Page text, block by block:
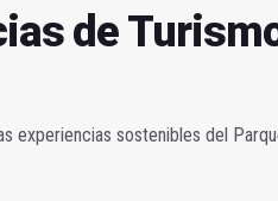
de
experiencias sostenibles del